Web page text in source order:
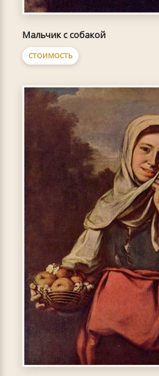
Мальчик с собакой
СТОИМОСТЬ